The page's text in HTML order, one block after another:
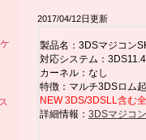
2017/04/12日更新
製品名：3DSマジコン
対応システム：
カーネル：なし
特徴：マルチ3DSロム
NEW 3DS/3DSLL含む
詳細情報： 3DSマジコ